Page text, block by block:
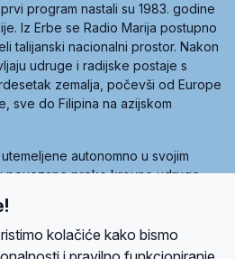
program nastali su 1983. godine
Iz Erbe se Radio Marija postupno
talijanski nacionalni prostor. Nakon
udruge i radijske postaje s
zemalja, počevši od Europe
sve do Filipina na azijskom
autonomno u svojim
povezane preko krovne udruge
utemeljilo je sedam članica, među
Radio Marija.kolačiće kako bismo